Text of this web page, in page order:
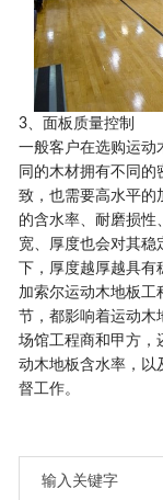
3、面板质量控制
一般客户在选购运动
同的木材拥有不同
致，也需要高水平的
的含水率、耐磨损性
宽、厚度也会对其稳
下，厚度越厚越具有
加索尔运动木地板工
节，都影响着运动木
场馆工程商和甲方，
动木地板含水率，以
督工作。